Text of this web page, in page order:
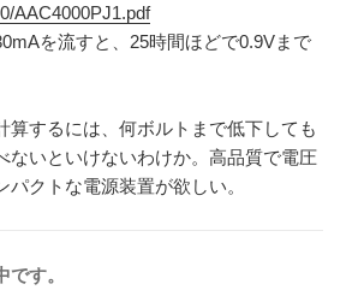
AAC4000PJ1.pdf
を流すと、25時間ほどで0.9Vまで
算するには、何ボルトまで低下しても
ないといけないわけか。高品質で電圧
パクトな電源装置が欲しい。
す。